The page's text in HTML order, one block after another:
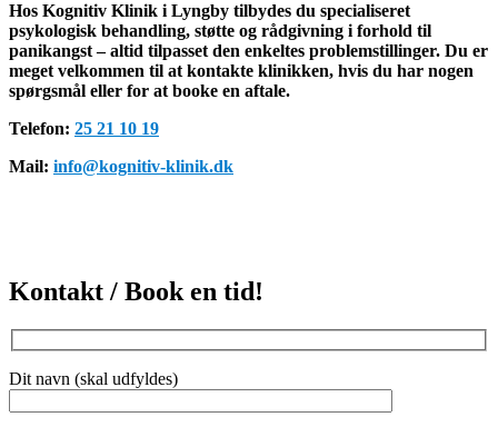
Hos Kognitiv Klinik i Lyngby tilbydes du specialiseret
psykologisk behandling, støtte og rådgivning i forhold til
panikangst – altid tilpasset den enkeltes problemstillinger. Du er
meget velkommen til at kontakte klinikken, hvis du har nogen
spørgsmål eller for at booke en aftale.
Telefon: 25 21 10 19
Mail: info@kognitiv-klinik.dk
Kontakt / Book en tid!
Dit navn (skal udfyldes)